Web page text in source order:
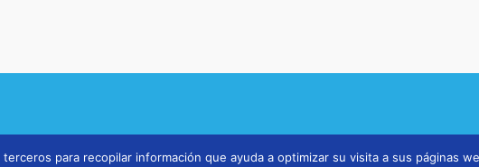
para recopilar información que ayuda a optimizar su visita a sus páginas